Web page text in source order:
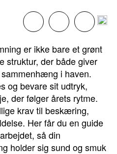
er ikke bare et grønt
struktur, der både giver
i haven.
og bevare sit udtryk,
der følger årets rytme.
krav til beskæring,
Her får du en guide
så din
holder sig sund og smuk